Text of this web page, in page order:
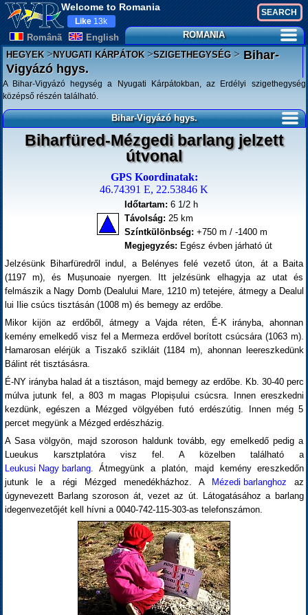
Welcome to Romania
Românã English
Like 13k
ROMANIA
HEGYEK>NYUGATI KÁRPÁTOK>SZIGETHEGYSÉG>Bihar-
Vigyázó hgys.
A Bihar-Vigyázó hegység a Nyugati Kárpátokban, az Erdélyi szigethegység
középső részén található.
Bihar-Vigyázó hgys.
Biharfüred-Mézgedi barlang jelzett
útvonal
GPS Koordinatak:
46.74391 E, 22.53846 K
Időtartam: 6 1/2 h
Távolság: 25 km
Színtkülönbség: +750 m / -1400 m
Megjegyzés: Egész évben járható út
Jelzésünk Biharfüredről indul, a Belényes felé vezető úton, át a Baita
(1197 m), és Mușunoaie nyergen. Itt jelzésünk elhagyja az utat és
felmászik a Nagy Domb (Dealului Mare, 1210 m) tetejére, átmegy a Dealul
lui Ilie csúcs tisztásán (1008 m) és bemegy az erdőbe.
Mikor kijön az erdőből, átmegy a Vajda réten, É-K irányba, ahonnan
kemény emelkedő visz fel a Mermeza erdővel borított csúcsára (1063 m).
Hamarosan elérjük a Tiszakő szikláit (1184 m), ahonnan leereszkedünk
Bálint rét tisztásásra.
É-NY irányba halad át a tisztáson, majd bemegy az erdőbe. Kb. 30-40 perc
múlva jutunk fel, a 803 m magas Plopișului csúcsra. Innen ereszkedni
kezdünk, egészen a Mézged völgyében futó erdészútig. Innen még 5
percet megyünk a Mézged erdészházig.
A Sasa völgyön, majd szoroson haldunk tovább, egy emelkedő pedig a
Lueukus karsztplatóra visz fel. A közelben található a
Leukusi Nagy barlang. Átmegyünk a platón, majd kemény ereszkedőn
jutunk le a régi Mézged menedékházhoz. A Mézedi barlanghoz az
úgynevezett Barlang szoroson át, vezet az út. Látogatásához a barlang
idegenvezetőjét kell hívni a 0040-742-115-303-as telefonszámon.